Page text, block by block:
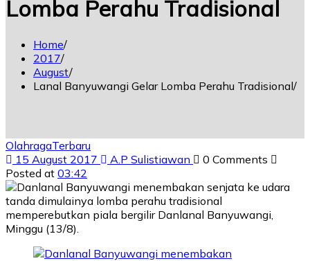
Lomba Perahu Tradisional
Home
2017
August
Lanal Banyuwangi Gelar Lomba Perahu Tradisional
OlahragaTerbaru
15 August 2017
A.P Sulistiawan
0 Comments
Posted at 03:42